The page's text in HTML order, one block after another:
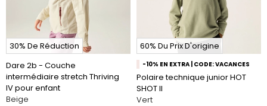
30% De Réduction
Dare 2b - Couche
intermédiaire stretch Thriving
IV pour enfant
Beige
60% Du Prix D'origine
-10% EN EXTRA | CODE: VACANCES
Polaire technique junior HOT
SHOT II
Vert